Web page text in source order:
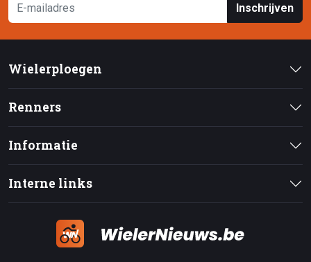
Inschrijven
Wielerploegen
Renners
Informatie
Interne links